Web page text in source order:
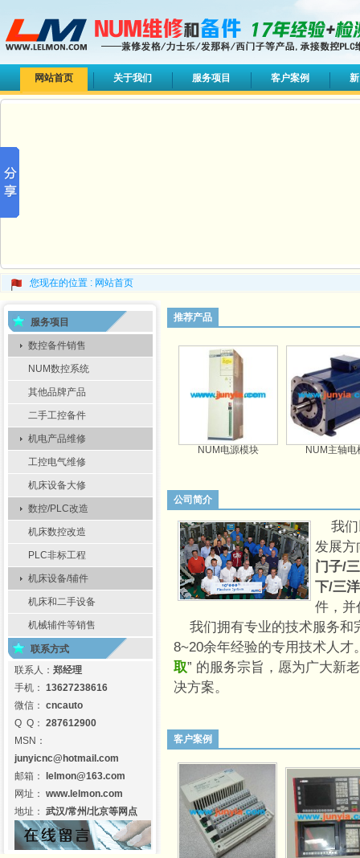
网站首页 关于我们 服务项目 客户案例
您现在的位置 : 网站首页
服务项目
数控备件销售
NUM数控系统
其他品牌产品
二手工控备件
机电产品维修
工控电气维修
机床设备大修
数控/PLC改造
机床数控改造
PLC非标工程
机床设备/辅件
机床和二手设备
机械辅件等销售
联系方式
联系人： 郑经理
手机： 13627238616
微信： cncauto
Q Q： 287612900
MSN：
junyicnc@hotmail.com
邮箱：
lelmon@163.com
网址： www.lelmon.com
地址： 武汉/常州/北京等网点
推荐产品
展面板 NUM数控操作面板 NUM电源模块 NUM主轴电机
公司简介
我们
发展方
门子/
下/三洋
件，并
我们拥有专业的技术服务和
8~20余年经验的专用技术人才
取” 的服务宗旨，愿为广大新
决方案。
客户案例